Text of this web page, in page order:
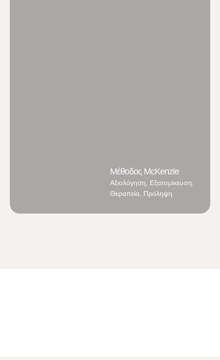
Μέθοδος McKenzie
Αξιολόγηση, Εξατομίκευση,
Θεραπεία, Πρόληψη